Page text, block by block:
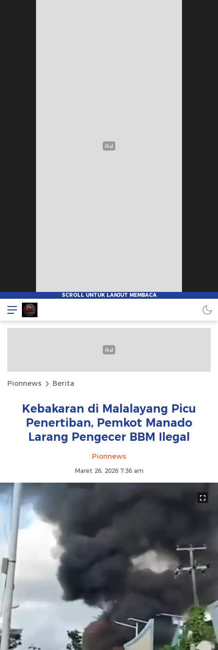
Pionnews Berita
Kebakaran di Malalayang Picu
Penertiban, Pemkot Manado
Larang Pengecer BBM Ilegal
Pionnews
Maret 26, 2026 7:36 am